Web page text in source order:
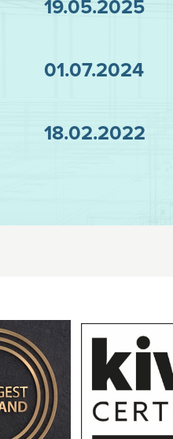
19.05.2025
01.07.2024
18.02.2022